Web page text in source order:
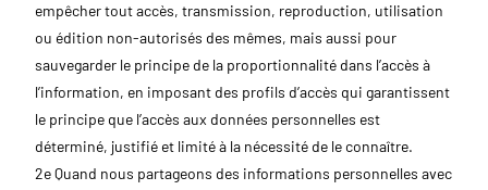
empêcher tout accès, transmission, reproduction, utilisation
ou édition non-autorisés des mêmes, mais aussi pour
sauvegarder le principe de la proportionnalité dans l’accès à
l’information, en imposant des profils d’accès qui garantissent
le principe que l’accès aux données personnelles est
déterminé, justifié et limité à la nécessité de le connaître.
2e Quand nous partageons des informations personnelles avec